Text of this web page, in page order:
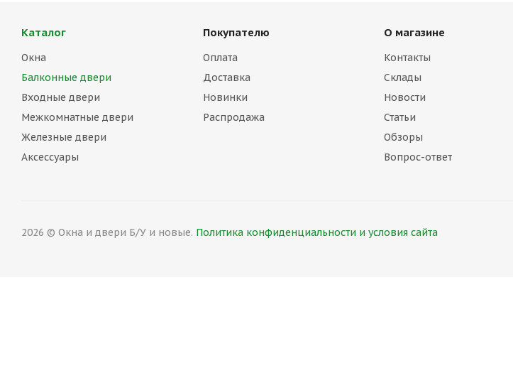
Каталог
Окна
Балконные двери
Входные двери
Межкомнатные двери
Железные двери
Аксессуары
Покупателю
Оплата
Доставка
Новинки
Распродажа
О магазине
Контакты
Склады
Новости
Статьи
Обзоры
Вопрос-ответ
2026 © Окна и двери Б/У и новые. Политика конфиденциальности и условия сайта